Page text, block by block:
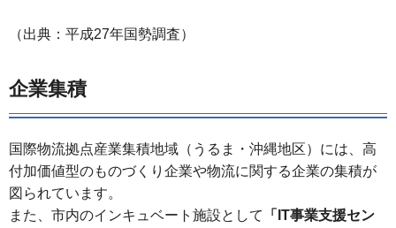
（出典：平成27年国勢調査）
企業集積
国際物流拠点産業集積地域（うるま・沖縄地区）には、高
付加価値型のものづくり企業や物流に関する企業の集積が
図られています。
また、市内のインキュベート施設として
「IT事業支援セン